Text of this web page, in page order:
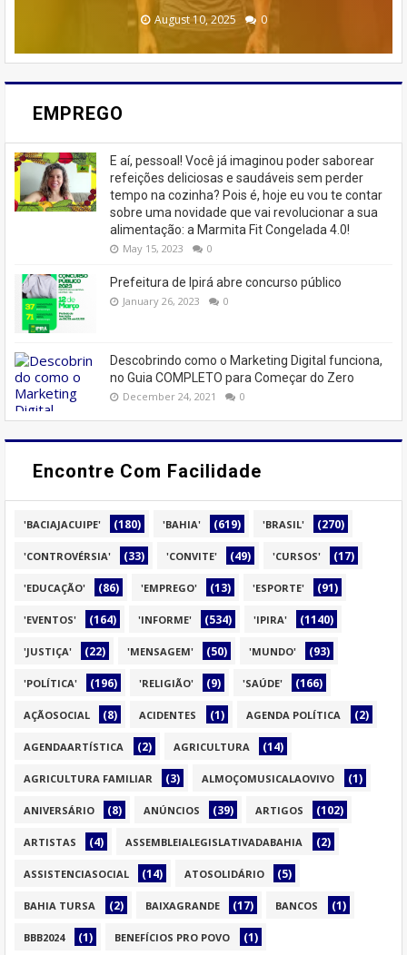
February 23, 2026 0
August 10, 2025 0
June 13, 2025 0
July 07, 2023 0
June 07, 2023 0
EMPREGO
E aí, pessoal! Você já imaginou poder saborear
refeições deliciosas e saudáveis ​​sem perder
tempo na cozinha? Pois é, hoje eu vou te contar
sobre uma novidade que vai revolucionar a sua
alimentação: a Marmita Fit Congelada 4.0!
May 15, 2023 0
Prefeitura de Ipirá abre concurso público
January 26, 2023 0
Descobrindo como o Marketing Digital funciona,
no Guia COMPLETO para Começar do Zero
December 24, 2021 0
Encontre Com Facilidade
'BACIAJACUIPE' (180) 'BAHIA' (619) 'BRASIL' (270)
'CONTROVÉRSIA' (33) 'CONVITE' (49) 'CURSOS' (17)
'EDUCAÇÃO' (86) 'EMPREGO' (13) 'ESPORTE' (91)
'EVENTOS' (164) 'INFORME' (534) 'IPIRA' (1140)
'JUSTIÇA' (22) 'MENSAGEM' (50) 'MUNDO' (93)
'POLÍTICA' (196) 'RELIGIÃO' (9) 'SAÚDE' (166)
AÇÃOSOCIAL (8) ACIDENTES (1) AGENDA POLÍTICA (2)
AGENDAARTÍSTICA (2) AGRICULTURA (14)
AGRICULTURA FAMILIAR (3) ALMOÇOMUSICALAOVIVO (1)
ANIVERSÁRIO (8) ANÚNCIOS (39) ARTIGOS (102)
ARTISTAS (4) ASSEMBLEIALEGISLATIVADABAHIA (2)
ASSISTENCIASOCIAL (14) ATOSOLIDÁRIO (5)
BAHIA TURSA (2) BAIXAGRANDE (17) BANCOS (1)
BBB2024 (1) BENEFÍCIOS PRO POVO (1)